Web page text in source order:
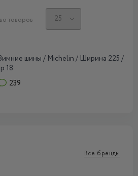
товаров
шины / Michelin / Ширина 225 /
18
239
Все бренды